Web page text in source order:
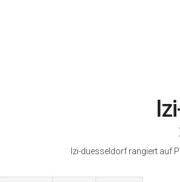
Izi-duesseldorf rangiert auf